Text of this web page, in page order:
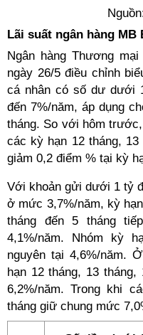
Lãi suất ngân hàng MB
Ngân hàng Thương
ngày 26/5 điều chỉnh
cá nhân có số dư dưới
đến 7%/năm, áp dụng
tháng. So với hôm
các kỳ hạn 12 tháng,
giảm 0,2 điểm % tại kỳ
Với khoản gửi dưới 1 tỷ
ở mức 3,7%/năm, kỳ
tháng đến 5 tháng
4,1%/năm. Nhóm kỳ
nguyên tại 4,6%/năm.
hạn 12 tháng, 13
6,2%/năm. Trong khi
tháng giữ chung mức